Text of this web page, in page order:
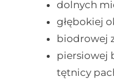
dolnych
głębokiej
biodrowej
piersiowej
tętnicy